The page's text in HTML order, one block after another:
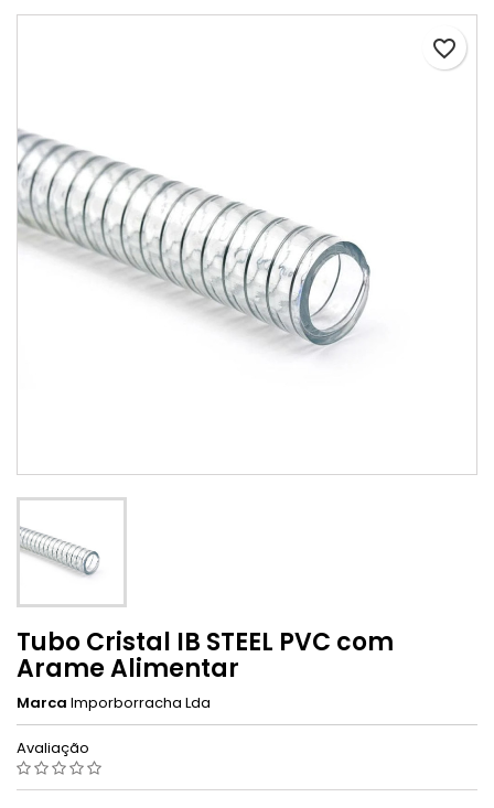
favorite_border
Tubo Cristal IB STEEL PVC com
Arame Alimentar
Marca Imporborracha Lda
Avaliação